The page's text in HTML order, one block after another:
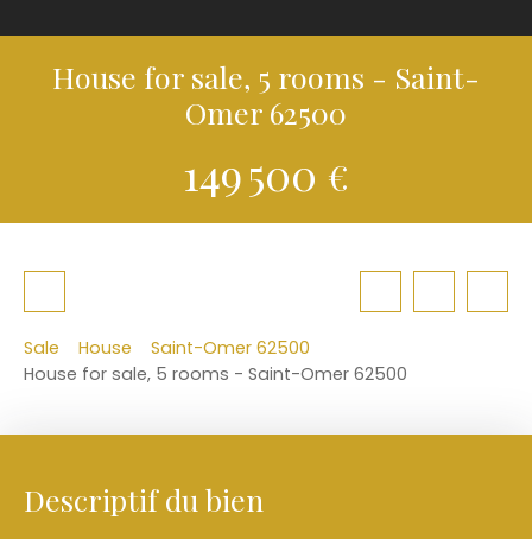
House for sale, 5 rooms - Saint-
Omer 62500
149 500 €
Sale House
Saint-Omer 62500
House for sale, 5 rooms - Saint-Omer 62500
Descriptif du bien